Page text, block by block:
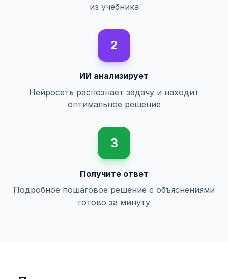
из учебника
2
ИИ анализирует
Нейросеть распознает задачу и находит
оптимальное решение
3
Получите ответ
Подробное пошаговое решение с объяснениями
готово за минуту